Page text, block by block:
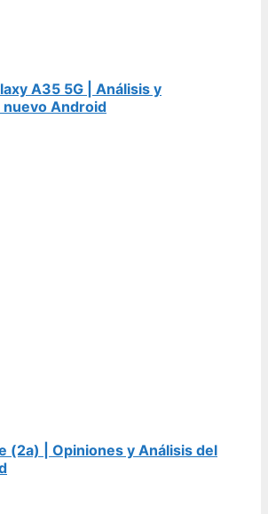
A35 5G | Análisis y
Android
(2a) | Opiniones y Análisis del